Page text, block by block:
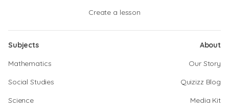
Create a lesson
Subjects
Mathematics
Social Studies
Science
About
Our Story
Quizizz Blog
Media Kit